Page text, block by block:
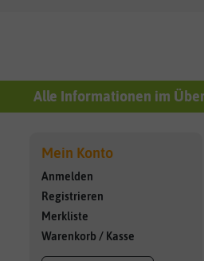
Alle Informationen im
Mein Konto
Anmelden
Registrieren
Merkliste
Warenkorb / Kasse